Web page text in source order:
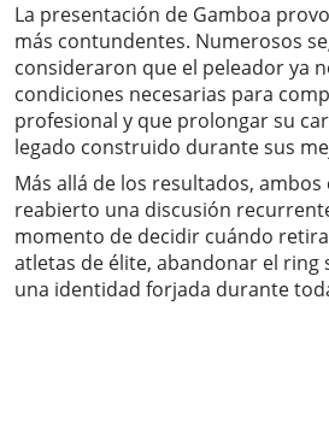
La presentación de Gamboa
más contundentes. Numerosos
consideraron que el peleador ya
condiciones necesarias para
profesional y que prolongar su
legado construido durante sus
Más allá de los resultados,
reabierto una discusión
momento de decidir cuándo
atletas de élite, abandonar el ring
una identidad forjada durante